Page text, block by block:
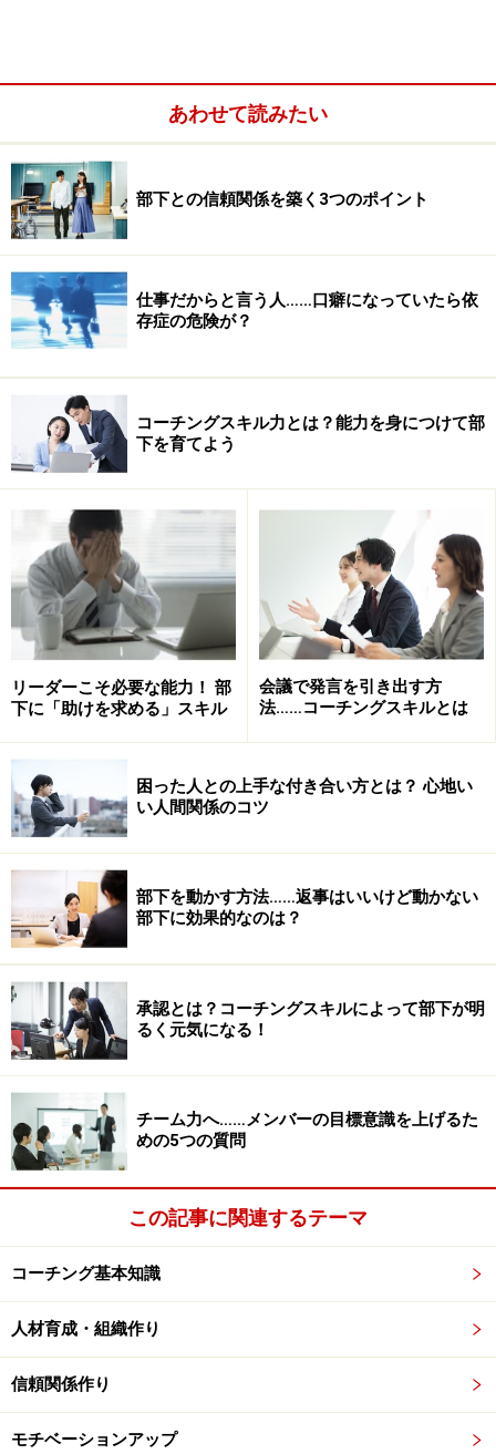
「もし、自分がイチローだったら……。」「イチローみた
いな部下がいたら……。」 そんなふうに思われた方も多
かったでしょう。
は天才だから……。」「小さいころからものすごい努力を
しているから……。」と、自分や部下とは縁遠い存在だと
諦めて、ため息をついたかもしれません。
確かに、抜群の身体の柔軟性、バットコントロールの巧
みさ、正確にホームに送球できる強い肩などなど、イチ
ローが生まれつきの天才、もしくは並外れた努力の産物
であることには間違いありません。でも、それは誰にも
マネできないものなのでしょうか？ ビジネスに生かせ
るものはないのでしょうか？
実は、イチローの秘密はだれもが持っている力にありま
した。もちろん、あなたも持っているものです。そのキ
ーワードは、「乾いたボールと湿ったボール」。さて、
どういうことでしょう？
ボールの重さを感じる力
最初に一つ質問です。
野球のボールの重さは日によって違うと思いますか？
「日によって重さが変わるわけないよ。」これが普通の
答えでしょう。ほとんどのプロ野球選手も同じ答えで
す。しかし、イチローは明確に「違う」と言うのです。
あわせて読みたい
部下との信頼関係を築く3つのポイント
仕事だからと言う人……口癖になっていたら依
存症の危険が？
コーチングスキル力とは？能力を身につけて部
下を育てよう
リーダーこそ必要な能力！ 部
下に「助けを求める」スキル
会議で発言を引き出す方
法……コーチングスキルとは
困った人との上手な付き合い方とは？ 心地い
い人間関係のコツ
部下を動かす方法……返事はいいけど動かない
部下に効果的なのは？
承認とは？コーチングスキルによって部下が明
るく元気になる！
チーム力へ……メンバーの目標意識を上げるた
めの5つの質問
この記事に関連するテーマ
コーチング基本知識
人材育成・組織作り
信頼関係作り
モチベーションアップ